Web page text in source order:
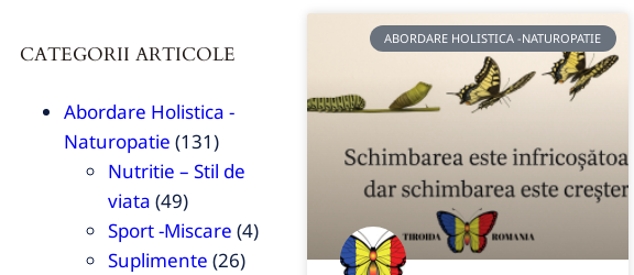
CATEGORII ARTICOLE
Abordare Holistica -
Naturopatie (131)
Nutritie – Stil de
viata (49)
Sport -Miscare (4)
Suplimente (26)
ABORDARE HOLISTICA -NATUROPATIE